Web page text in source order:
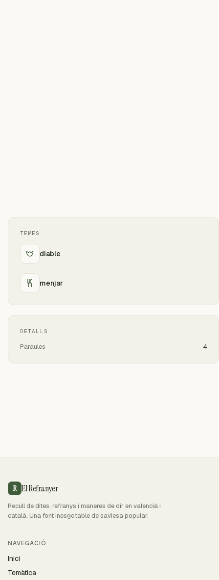
TEMES
diable
menjar
DETALLS
Paraules 4
R El Refranyer
Recull de dites, refranys i maneres de dir en valencià i
català. Una font inesgotable de saviesa popular.
NAVEGACIÓ
Inici
Temàtica